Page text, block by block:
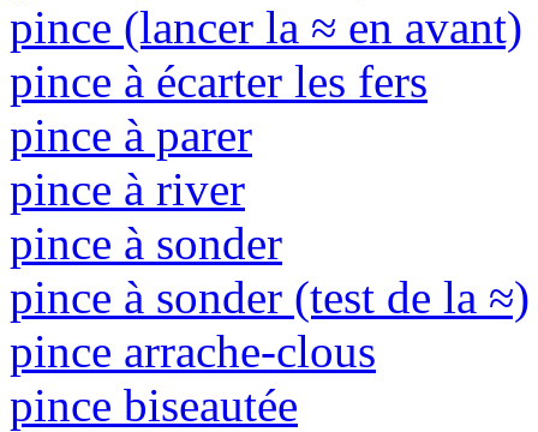
pince (lancer la ≈ en avant)
pince à écarter les fers
pince à parer
pince à river
pince à sonder
pince à sonder (test de la ≈)
pince arrache-clous
pince biseautée